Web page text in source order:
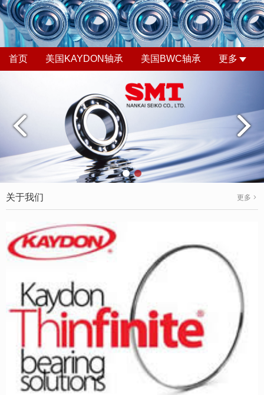
首页 美国KAYDON轴承 美国BWC轴承 更多
关于我们 更多